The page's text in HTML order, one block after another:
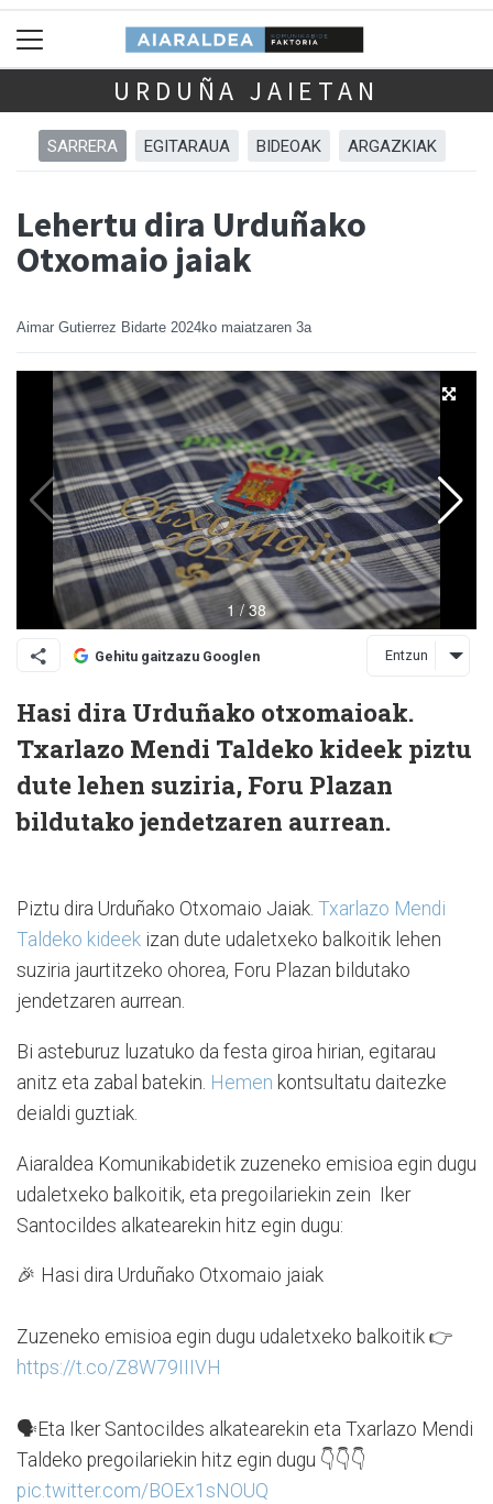
URDUÑA JAIETAN
SARRERA EGITARAUA BIDEOAK ARGAZKIAK
Lehertu dira Urduñako
Otxomaio jaiak
Aimar Gutierrez Bidarte 2024ko maiatzaren 3a
Gehitu gaitzazu Googlen Entzun
Hasi dira Urduñako otxomaioak.
Txarlazo Mendi Taldeko kideek piztu
dute lehen suziria, Foru Plazan
bildutako jendetzaren aurrean.
Piztu dira Urduñako Otxomaio Jaiak. Txarlazo Mendi
Taldeko kideek izan dute udaletxeko balkoitik lehen
suziria jaurtitzeko ohorea, Foru Plazan bildutako
jendetzaren aurrean.
Bi asteburuz luzatuko da festa giroa hirian, egitarau
anitz eta zabal batekin. Hemen kontsultatu daitezke
deialdi guztiak.
Aiaraldea Komunikabidetik zuzeneko emisioa egin dugu
udaletxeko balkoitik, eta pregoilariekin zein Iker
Santocildes alkatearekin hitz egin dugu:
🎉 Hasi dira Urduñako Otxomaio jaiak
Zuzeneko emisioa egin dugu udaletxeko balkoitik 👉
https://t.co/Z8W79IIIVH
🗣️Eta Iker Santocildes alkatearekin eta Txarlazo Mendi
Taldeko pregoilariekin hitz egin dugu 👇👇👇
pic.twitter.com/BOEx1sNOUQ